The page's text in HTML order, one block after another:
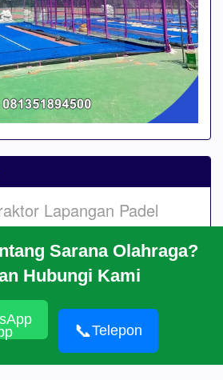
Sarana Olahraga?
Hubungi Kami
📞Telepon
Lapangan Padel